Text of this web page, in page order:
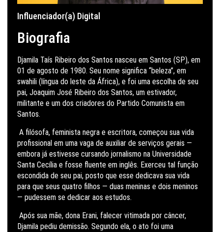
Influenciador(a) Digital
Biografia
Djamila Taís Ribeiro dos Santos nasceu em Santos (SP), em
01 de agosto de 1980. Seu nome significa “beleza”, em
swahili (língua do leste da África), e foi uma escolha de seu
pai, Joaquim José Ribeiro dos Santos, um estivador,
militante e um dos criadores do Partido Comunista em
Santos.
A filósofa, feminista negra e escritora, começou sua vida
profissional em uma vaga de auxiliar de serviços gerais —
embora já estivesse cursando jornalismo na Universidade
Santa Cecília e fosse fluente em inglês. Exerceu tal função
escondida de seu pai, posto que esse dedicava sua vida
para que seus quatro filhos — duas meninas e dois meninos
— pudessem se dedicar aos estudos.
Após sua mãe, dona Erani, falecer vitimada por câncer,
Djamila pediu demissão. Segundo ela, o ato foi uma